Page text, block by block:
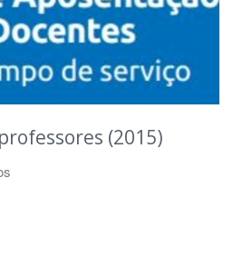
(2015)